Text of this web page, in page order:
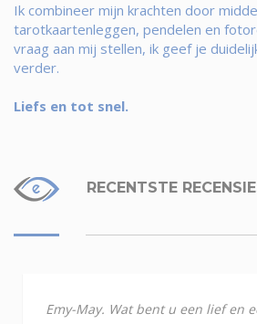
Ik combineer mijn krachten door
tarotkaartenleggen, pendelen en
vraag aan mij stellen, ik geef je
verder.
Liefs en tot snel.
RECENTSTE
Emy-May. Wat bent u een lief en